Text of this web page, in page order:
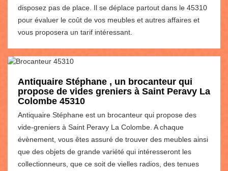
disposez pas de place. Il se déplace partout dans le 45310
pour évaluer le coût de vos meubles et autres affaires et
vous proposera un tarif intéressant.
Antiquaire Stéphane , un brocanteur qui
propose de vides greniers à Saint Peravy La
Colombe 45310
Antiquaire Stéphane est un brocanteur qui propose des
vide-greniers à Saint Peravy La Colombe. A chaque
évènement, vous êtes assuré de trouver des meubles ainsi
que des objets de grande variété qui intéresseront les
collectionneurs, que ce soit de vielles radios, des tenues